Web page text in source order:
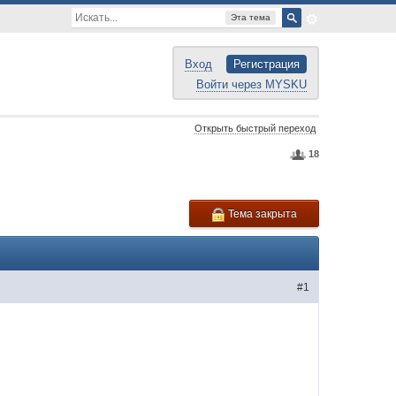
Эта тема
Вход
Регистрация
Войти через MYSKU
Открыть быстрый переход
18
Тема закрыта
#1